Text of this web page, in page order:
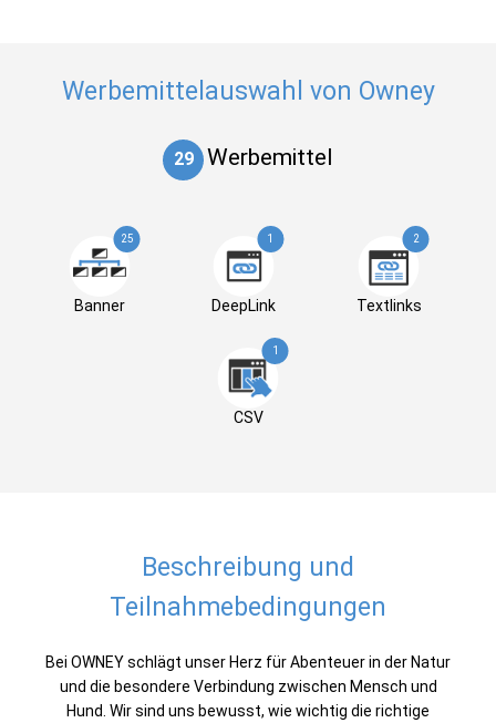
Werbemittelauswahl von Owney
29 Werbemittel
25
Banner
1
DeepLink
2
Textlinks
1
CSV
Beschreibung und
Teilnahmebedingungen
Bei OWNEY schlägt unser Herz für Abenteuer in der Natur
und die besondere Verbindung zwischen Mensch und
Hund. Wir sind uns bewusst, wie wichtig die richtige